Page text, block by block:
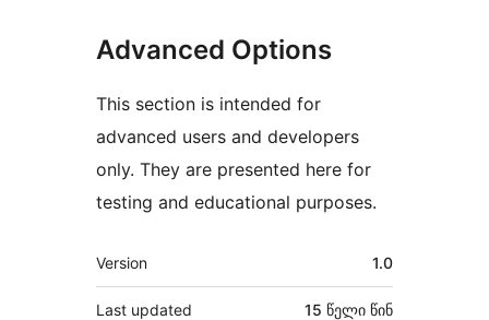
Advanced Options
This section is intended for
advanced users and developers
only. They are presented here for
testing and educational purposes.
მეტა
Version 1.0
Last updated 15 წელი წინ